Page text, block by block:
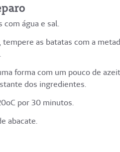
com água e sal.
tempere as batatas com a
forma com um pouco de
dos ingredientes.
por 30 minutos.
abacate.